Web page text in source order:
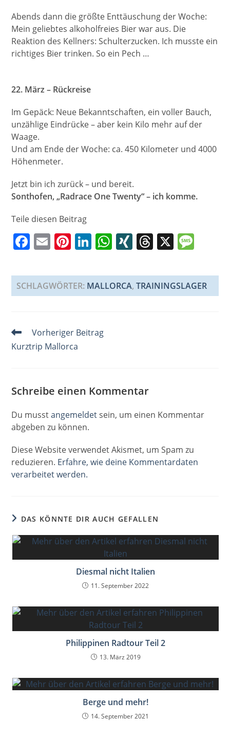
Abends dann die größte Enttäuschung der Woche:
Mein geliebtes alkoholfreies Bier war aus. Die
Reaktion des Kellners: Schulterzucken. Ich musste ein
richtiges Bier trinken. So ein Pech …
22. März – Rückreise
Im Gepäck: Neue Bekanntschaften, ein voller Bauch,
unzählige Eindrücke – aber kein Kilo mehr auf der
Waage.
Und am Ende der Woche: ca. 450 Kilometer und 4000
Höhenmeter.
Jetzt bin ich zurück – und bereit.
Sonthofen, „Radrace One Twenty“ – ich komme.
Teile diesen Beitrag
F
c
e
o
o
k
E
ai
l
Pi
er
e
Li
k
e
W
at
s
XI
G
T
re
a
X
ss
a
SCHLAGWÖRTER: MALLORCA, TRAININGSLAGER
Weitere
Artikel
ansehen
Vorheriger Beitrag
Kurztrip Mallorca
Schreibe einen Kommentar
Du musstangemeldetsein, um einen Kommentar
abgeben zu können.
Diese Website verwendet Akismet, um Spam zu
reduzieren. Erfahre, wie deine Kommentardaten
verarbeitet werden.
DAS KÖNNTE DIR AUCH GEFALLEN
Diesmal nicht Italien
11. September 2022
Philippinen Radtour Teil 2
13. März 2019
Berge und mehr!
14. September 2021